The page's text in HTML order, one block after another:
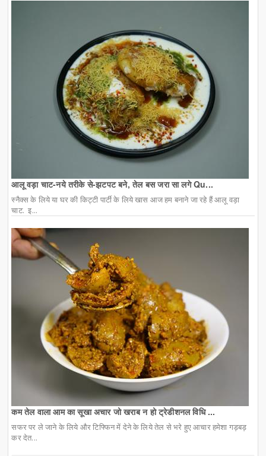
आलू वड़ा चाट-नये तरीके से-झटपट बने, तेल बस जरा सा लगे Qu...
स्नैक्स के लिये या घर की किट्टी पार्टी के लिये खास आज हम बनाने जा रहे हैं आलू वड़ा
चाट. इ...
कम तेल वाला आम का सूखा अचार जो खराब न हो ट्रेडीशनल विधि ...
सफर पर ले जाने के लिये और टिफ्फिन में देने के लिये तेल से भरे हुए आचार हमेशा गड़बड़
कर देत...